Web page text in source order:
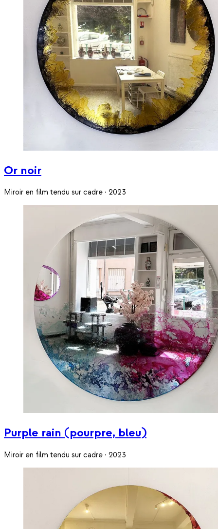
Or noir
Miroir en film tendu sur cadre · 2023
Purple rain (pourpre, bleu)
Miroir en film tendu sur cadre · 2023